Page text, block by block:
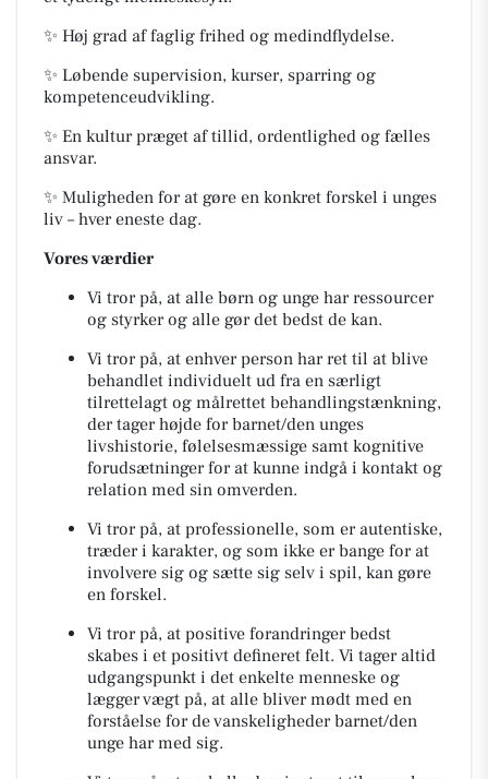
✨ Høj grad af faglig frihed og medindflydelse.
✨ Løbende supervision, kurser, sparring og
kompetenceudvikling.
✨ En kultur præget af tillid, ordentlighed og fælles
ansvar.
✨ Muligheden for at gøre en konkret forskel i unges
liv – hver eneste dag.
Vores værdier
Vi tror på, at alle børn og unge har ressourcer
og styrker og alle gør det bedst de kan.
Vi tror på, at enhver person har ret til at blive
behandlet individuelt ud fra en særligt
tilrettelagt og målrettet behandlingstænkning,
der tager højde for barnet/den unges
livshistorie, følelsesmæssige samt kognitive
forudsætninger for at kunne indgå i kontakt og
relation med sin omverden.
Vi tror på, at professionelle, som er autentiske,
træder i karakter, og som ikke er bange for at
involvere sig og sætte sig selv i spil, kan gøre
en forskel.
Vi tror på, at positive forandringer bedst
skabes i et positivt defineret felt. Vi tager altid
udgangspunkt i det enkelte menneske og
lægger vægt på, at alle bliver mødt med en
forståelse for de vanskeligheder barnet/den
unge har med sig.